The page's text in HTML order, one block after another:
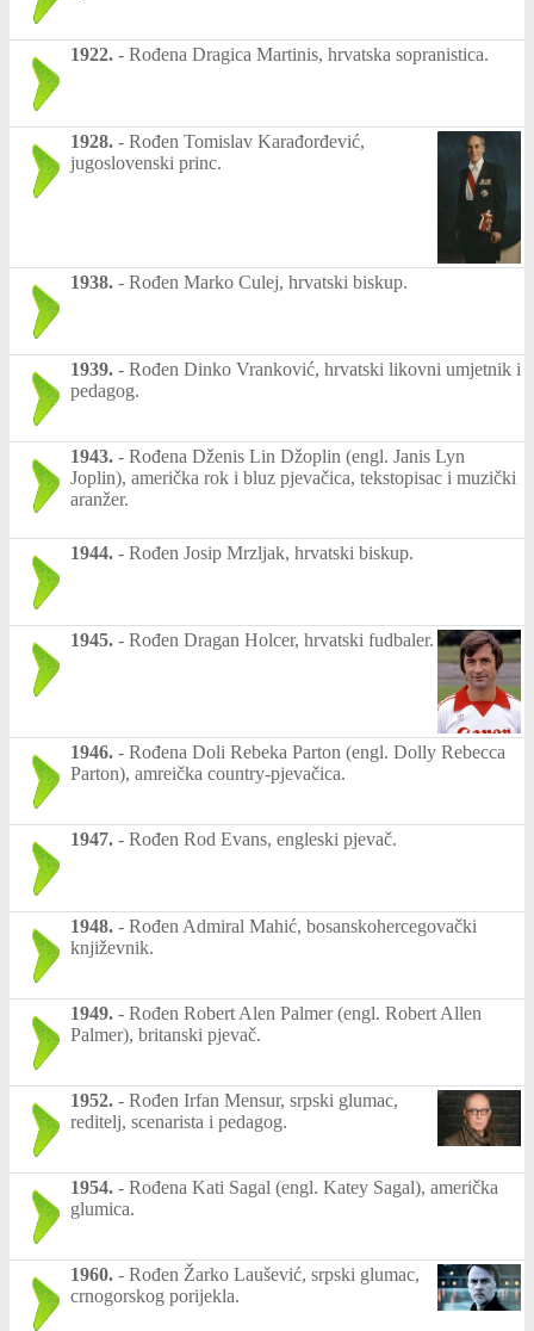
1922. - Rođena Dragica Martinis, hrvatska sopranistica.
1928. - Rođen Tomislav Karađorđević,
jugoslovenski princ.
1938. - Rođen Marko Culej, hrvatski biskup.
1939. - Rođen Dinko Vranković, hrvatski likovni umjetnik i
pedagog.
1943. - Rođena Dženis Lin Džoplin (engl. Janis Lyn
Joplin), američka rok i bluz pjevačica, tekstopisac i muzički
aranžer.
1944. - Rođen Josip Mrzljak, hrvatski biskup.
1945. - Rođen Dragan Holcer, hrvatski fudbaler.
1946. - Rođena Doli Rebeka Parton (engl. Dolly Rebecca
Parton), amreička country-pjevačica.
1947. - Rođen Rod Evans, engleski pjevač.
1948. - Rođen Admiral Mahić, bosanskohercegovački
književnik.
1949. - Rođen Robert Alen Palmer (engl. Robert Allen
Palmer), britanski pjevač.
1952. - Rođen Irfan Mensur, srpski glumac,
reditelj, scenarista i pedagog.
1954. - Rođena Kati Sagal (engl. Katey Sagal), američka
glumica.
1960. - Rođen Žarko Laušević, srpski glumac,
crnogorskog porijekla.